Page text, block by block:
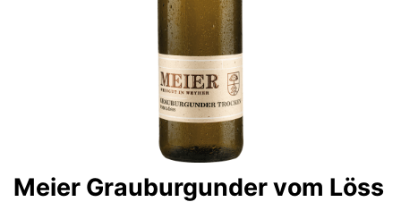
Meier Grauburgunder vom Löss